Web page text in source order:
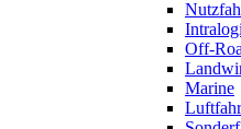
Off-
Marine